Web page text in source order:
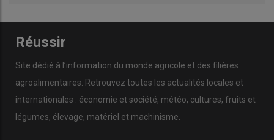
Réussir
Site dédié à l’information du monde agricole et des filières
agroalimentaires. Retrouvez toutes les actualités locales et
internationales : économie et société, météo, cultures, fruits et
légumes, élevage, matériel et machinisme.